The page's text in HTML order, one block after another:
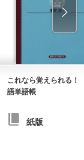
これなら覚えられる
語単語帳
紙版